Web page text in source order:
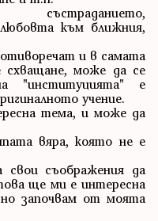
към ближния,
и в самата
може да се
"институцията" е
учение.
тема, и може да
вяра, която не е
съображения да
ще ми е интересна
започвам от моята